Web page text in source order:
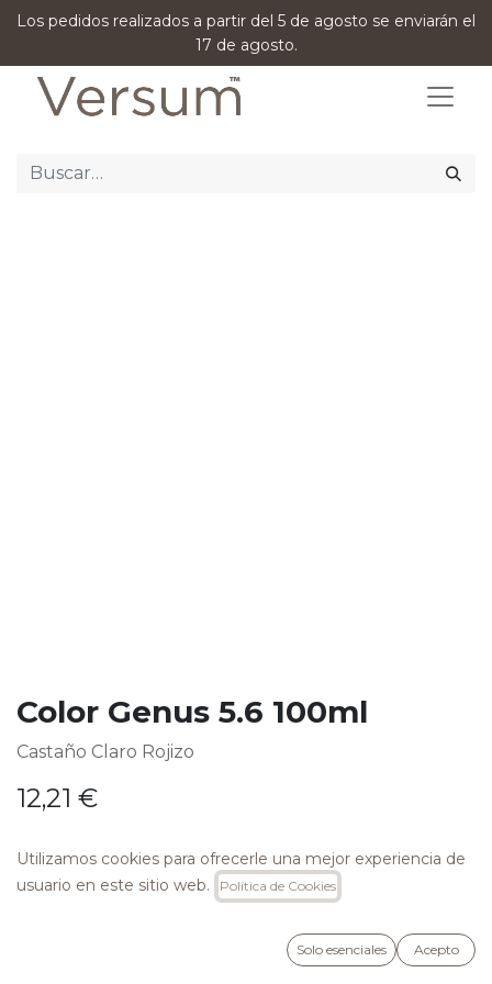
Los pedidos realizados a partir del 5 de agosto se enviarán el
17 de agosto.
Color Genus 5.6 100ml
Castaño Claro Rojizo
12,21 €
AÑADIR A LA CESTA
Utilizamos cookies para ofrecerle una mejor experiencia de
usuario en este sitio web.
Política de Cookies
Solo esenciales Acepto